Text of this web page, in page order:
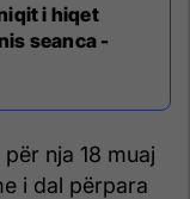
i hiqet
seanca -
nja 18 muaj
i dal përpara